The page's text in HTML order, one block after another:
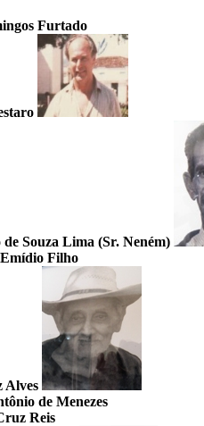
Furtado
de Souza Lima (Sr. Neném)
Filho
Alves
de Menezes
Reis